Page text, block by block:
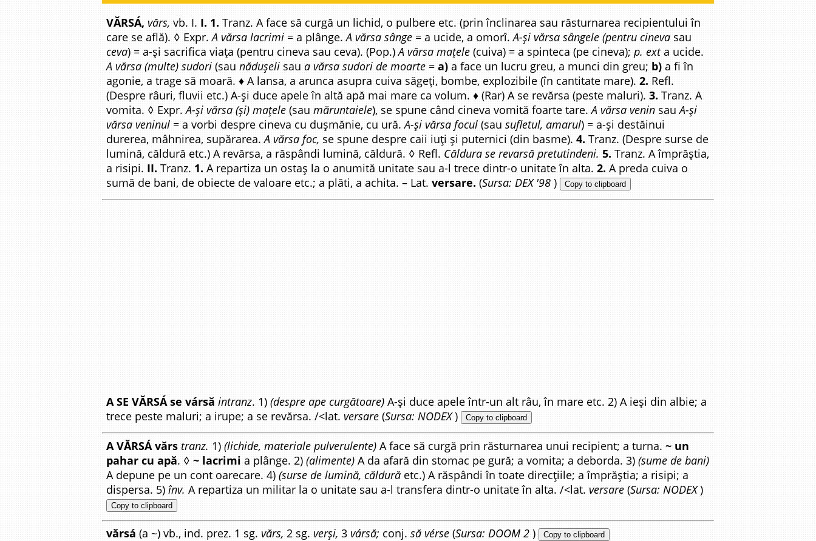
VĂRSÁ, vărs, vb. I. I. 1. Tranz. A face să curgă un lichid, o pulbere etc. (prin înclinarea sau răsturnarea recipientului în
care se află). ◊ Expr.A vărsa lacrimi = a plânge.A vărsa sânge = a ucide, a omorî.A-și vărsa sângele (pentru cineva sau
ceva) = a-și sacrifica viața (pentru cineva sau ceva). (Pop.)A vărsa mațele (cuiva) = a spinteca (pe cineva); p. exta ucide.
A vărsa (multe) sudori (sau nădușeli sau a vărsa sudori de moarte = a) a face un lucru greu, a munci din greu; b) a fi în
agonie, a trage să moară. ♦ A lansa, a arunca asupra cuiva săgeți, bombe, explozibile (în cantitate mare). 2. Refl.
(Despre râuri, fluvii etc.) A-și duce apele în altă apă mai mare ca volum. ♦ (Rar) A se revărsa (peste maluri). 3. Tranz. A
vomita. ◊ Expr.A-și vărsa (și) mațele (sau măruntaiele), se spune când cineva vomită foarte tare.A vărsa venin sauA-și
vărsa veninul = a vorbi despre cineva cu dușmănie, cu ură.A-și vărsa focul (sau sufletul, amarul) = a-și destăinui
durerea, mâhnirea, supărarea.A vărsa foc, se spune despre caii iuți și puternici (din basme). 4. Tranz. (Despre surse de
lumină, căldură etc.) A revărsa, a răspândi lumină, căldură. ◊ Refl. Căldura se revarsă pretutindeni. 5. Tranz. A împrăștia,
a risipi. II. Tranz. 1. A repartiza un ostaș la o anumită unitate sau a-l trece dintr-o unitate în alta. 2. A preda cuiva o
sumă de bani, de obiecte de valoare etc.; a plăti, a achita. – Lat. versare. (Sursa: DEX '98 ) Copy to clipboard
A SE VĂRSÁ se vársă intranz. 1) (despre ape curgătoare) A-și duce apele într-un alt râu, în mare etc. 2) A ieși din albie; a
trece peste maluri; a irupe; a se revărsa. /<lat. versare (Sursa: NODEX) Copy to clipboard
A VĂRSÁ vărs tranz. 1) (lichide, materiale pulverulente) A face să curgă prin răsturnarea unui recipient; a turna. ~ un
pahar cu apă. ◊ ~ lacrimi a plânge. 2) (alimente) A da afară din stomac pe gură; a vomita; a deborda. 3) (sume de bani)
A depune pe un cont oarecare. 4) (surse de lumină, căldură etc.) A răspândi în toate direcțiile; a împrăștia; a risipi; a
dispersa. 5) înv. A repartiza un militar la o unitate sau a-l transfera dintr-o unitate în alta. /<lat. versare (Sursa: NODEX)
Copy to clipboard
vărsá (a ~) vb., ind. prez. 1 sg. vărs, 2 sg. verși, 3 vársă; conj. să vérse (Sursa: DOOM 2 ) Copy to clipboard